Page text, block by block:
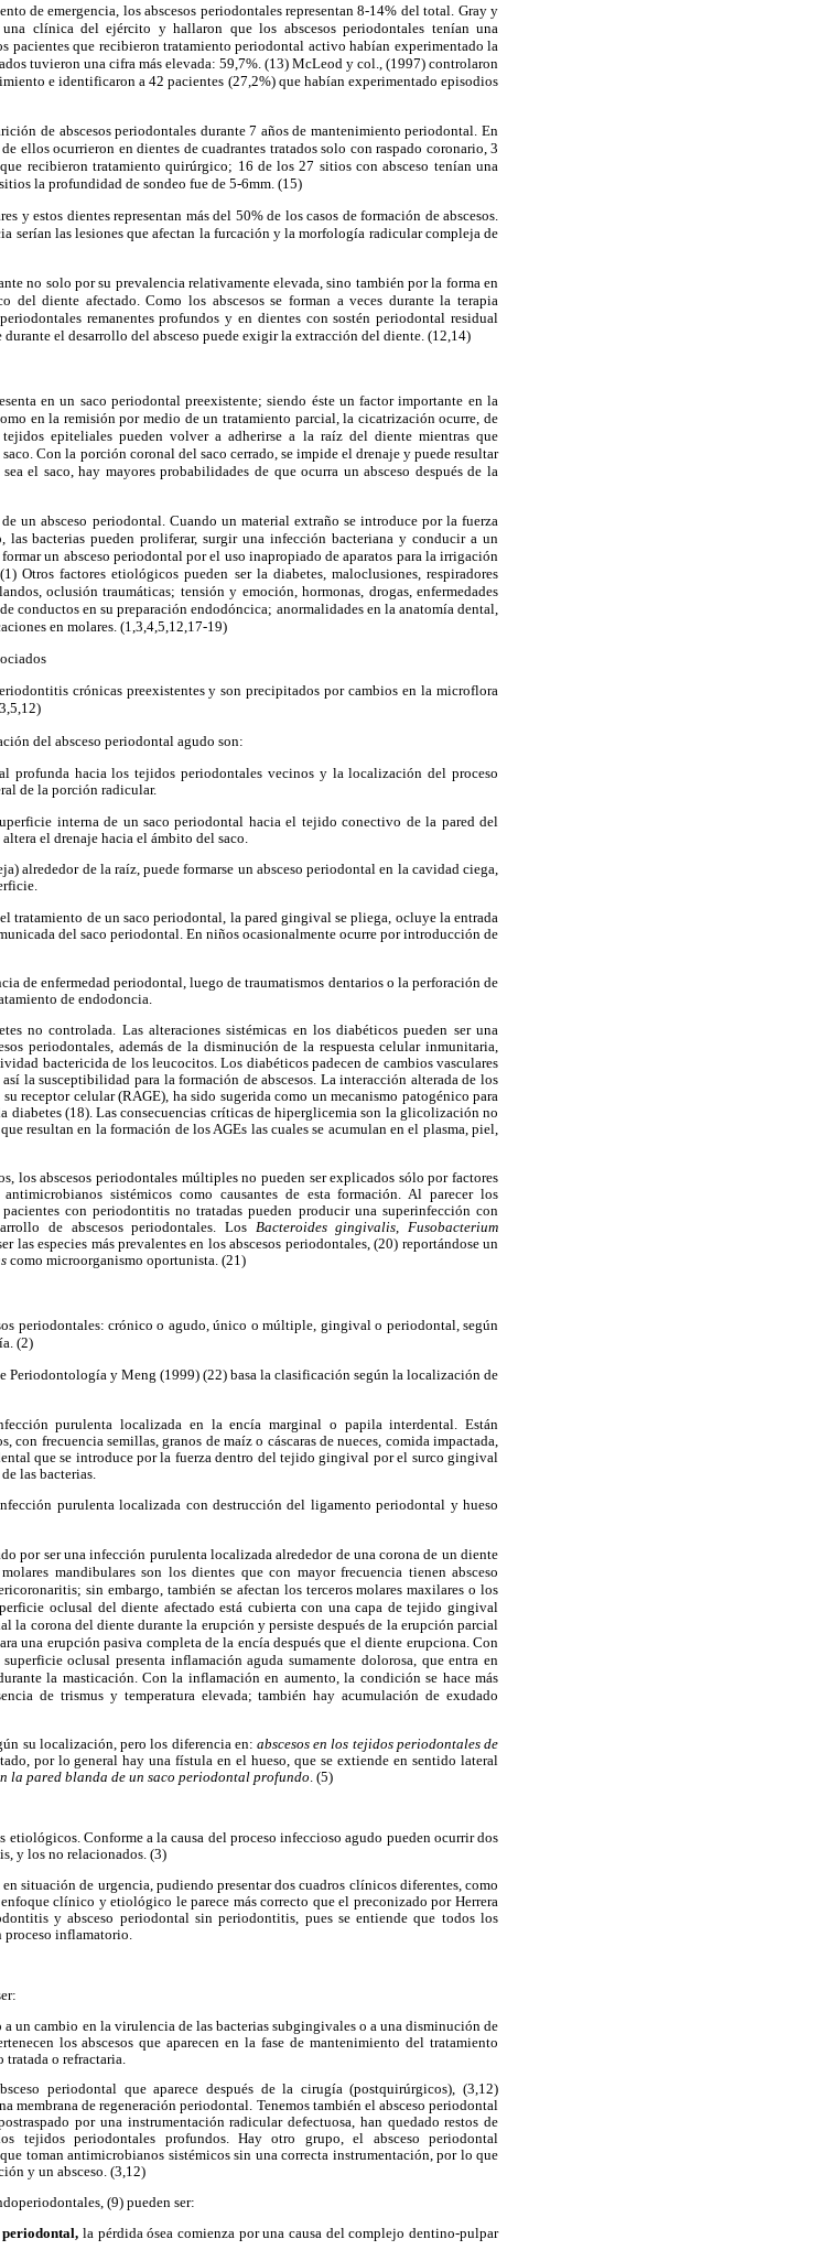
de emergencia, los abscesos periodontales representan 8-14% del total. Gray y
clínica del ejército y hallaron que los abscesos periodontales tenían una
pacientes que recibieron tratamiento periodontal activo habían experimentado la
tuvieron una cifra más elevada: 59,7%. (13) McLeod y col., (1997) controlaron
e identificaron a 42 pacientes (27,2%) que habían experimentado episodios
de abscesos periodontales durante 7 años de mantenimiento periodontal. En
ellos ocurrieron en dientes de cuadrantes tratados solo con raspado coronario, 3
recibieron tratamiento quirúrgico; 16 de los 27 sitios con absceso tenían una
la profundidad de sondeo fue de 5-6mm. (15)
y estos dientes representan más del 50% de los casos de formación de abscesos.
serían las lesiones que afectan la furcación y la morfología radicular compleja de
no solo por su prevalencia relativamente elevada, sino también por la forma en
diente afectado. Como los abscesos se forman a veces durante la terapia
remanentes profundos y en dientes con sostén periodontal residual
el desarrollo del absceso puede exigir la extracción del diente. (12,14)
en un saco periodontal preexistente; siendo éste un factor importante en la
en la remisión por medio de un tratamiento parcial, la cicatrización ocurre, de
epiteliales pueden volver a adherirse a la raíz del diente mientras que
Con la porción coronal del saco cerrado, se impide el drenaje y puede resultar
el saco, hay mayores probabilidades de que ocurra un absceso después de la
un absceso periodontal. Cuando un material extraño se introduce por la fuerza
bacterias pueden proliferar, surgir una infección bacteriana y conducir a un
un absceso periodontal por el uso inapropiado de aparatos para la irrigación
Otros factores etiológicos pueden ser la diabetes, maloclusiones, respiradores
oclusión traumáticas; tensión y emoción, hormonas, drogas, enfermedades
conductos en su preparación endodóncica; anormalidades en la anatomía dental,
en molares. (1,3,4,5,12,17-19)
crónicas preexistentes y son precipitados por cambios en la microflora
del absceso periodontal agudo son:
profunda hacia los tejidos periodontales vecinos y la localización del proceso
de la porción radicular.
interna de un saco periodontal hacia el tejido conectivo de la pared del
el drenaje hacia el ámbito del saco.
alrededor de la raíz, puede formarse un absceso periodontal en la cavidad ciega,
tratamiento de un saco periodontal, la pared gingival se pliega, ocluye la entrada
del saco periodontal. En niños ocasionalmente ocurre por introducción de
de enfermedad periodontal, luego de traumatismos dentarios o la perforación de
de endodoncia.
no controlada. Las alteraciones sistémicas en los diabéticos pueden ser una
periodontales, además de la disminución de la respuesta celular inmunitaria,
bactericida de los leucocitos. Los diabéticos padecen de cambios vasculares
la susceptibilidad para la formación de abscesos. La interacción alterada de los
receptor celular (RAGE), ha sido sugerida como un mecanismo patogénico para
diabetes (18). Las consecuencias críticas de hiperglicemia son la glicolización no
resultan en la formación de los AGEs las cuales se acumulan en el plasma, piel,
los abscesos periodontales múltiples no pueden ser explicados sólo por factores
sistémicos como causantes de esta formación. Al parecer los
con periodontitis no tratadas pueden producir una superinfección con
de abscesos periodontales. Los Bacteroides gingivalis,Fusobacterium
las especies más prevalentes en los abscesos periodontales, (20) reportándose un
como microorganismo oportunista. (21)
periodontales: crónico o agudo, único o múltiple, gingival o periodontal, según
(2)
Periodontología y Meng (1999) (22) basa la clasificación según la localización de
purulenta localizada en la encía marginal o papila interdental. Están
frecuencia semillas, granos de maíz o cáscaras de nueces, comida impactada,
que se introduce por la fuerza dentro del tejido gingival por el surco gingival
las bacterias.
purulenta localizada con destrucción del ligamento periodontal y hueso
por ser una infección purulenta localizada alrededor de una corona de un diente
mandibulares son los dientes que con mayor frecuencia tienen absceso
sin embargo, también se afectan los terceros molares maxilares o los
oclusal del diente afectado está cubierta con una capa de tejido gingival
la corona del diente durante la erupción y persiste después de la erupción parcial
una erupción pasiva completa de la encía después que el diente erupciona. Con
oclusal presenta inflamación aguda sumamente dolorosa, que entra en
la masticación. Con la inflamación en aumento, la condición se hace más
de trismus y temperatura elevada; también hay acumulación de exudado
su localización, pero los diferencia en: abscesos en los tejidos periodontales de
por lo general hay una fístula en el hueso, que se extiende en sentido lateral
la pared blanda de un saco periodontal profundo. (5)
etiológicos. Conforme a la causa del proceso infeccioso agudo pueden ocurrir dos
y los no relacionados. (3)
situación de urgencia, pudiendo presentar dos cuadros clínicos diferentes, como
clínico y etiológico le parece más correcto que el preconizado por Herrera
y absceso periodontal sin periodontitis, pues se entiende que todos los
proceso inflamatorio.
a un cambio en la virulencia de las bacterias subgingivales o a una disminución de
los abscesos que aparecen en la fase de mantenimiento del tratamiento
o refractaria.
periodontal que aparece después de la cirugía (postquirúrgicos), (3,12)
membrana de regeneración periodontal. Tenemos también el absceso periodontal
por una instrumentación radicular defectuosa, han quedado restos de
tejidos periodontales profundos. Hay otro grupo, el absceso periodontal
toman antimicrobianos sistémicos sin una correcta instrumentación, por lo que
y un absceso. (3,12)
(9) pueden ser:
la pérdida ósea comienza por una causa del complejo dentino-pulpar